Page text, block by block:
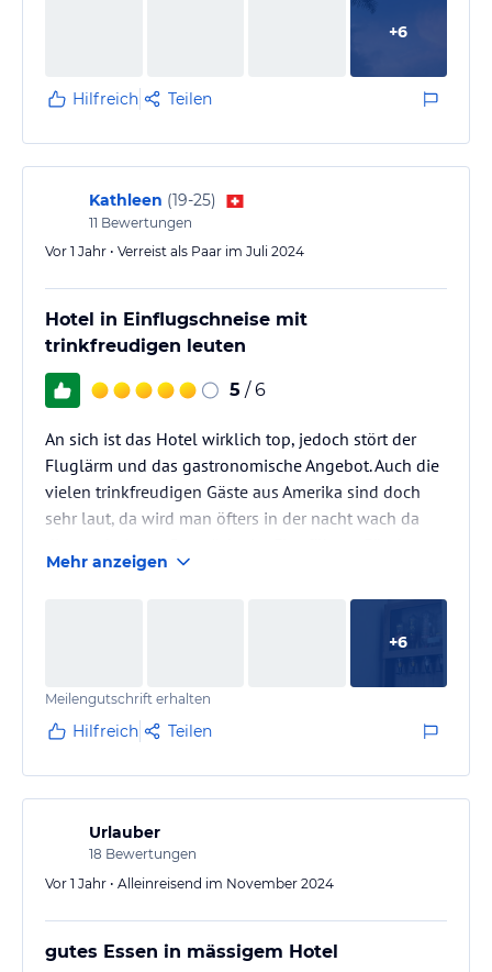
+6
Hilfreich Teilen
Kathleen (19-25)
11 Bewertungen
Vor 1 Jahr • Verreist als Paar im Juli 2024
Hotel in Einflugschneise mit
trinkfreudigen leuten
5 / 6
An sich ist das Hotel wirklich top, jedoch stört der
Fluglärm und das gastronomische Angebot. Auch die
vielen trinkfreudigen Gäste aus Amerika sind doch
sehr laut, da wird man öfters in der nacht wach da
Preis empfehle ich allen lieber nach negril oder och
Mehr anzeigen
+6
Meilengutschrift erhalten
Hilfreich Teilen
Urlauber
18 Bewertungen
Vor 1 Jahr • Alleinreisend im November 2024
gutes Essen in mässigem Hotel